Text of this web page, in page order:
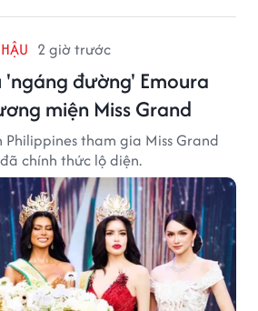
2 giờ trước
'ngáng đường' Emoura
miện Miss Grand
tham gia Miss Grand
chính thức lộ diện.